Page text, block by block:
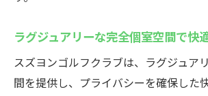
仕事帰りにも最適な便利なア
完全個室で自分だけのゴル
高崎市で人気の手ぶらゴル
ラグジュアリーな完全個室空間で快
スズヨンゴルフクラブは、ラグジュア
間を提供し、プライバシーを確保した